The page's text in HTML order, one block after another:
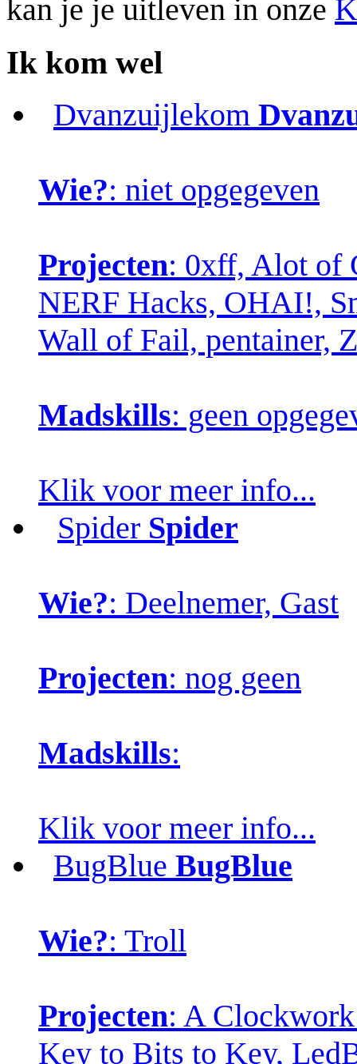
kan je je uitleven in onze
Ik kom wel
Dvanzuijlekom
Wie?: niet opgegeven
Projecten: 0xff, Alot of
NERF Hacks, OHAI!,
Wall of Fail, pentainer,
Madskills: geen
Klik voor meer info...
Spider Spider
Wie?: Deelnemer, Gast
Projecten: nog geen
Madskills:
Klik voor meer info...
BugBlue BugBlue
Wie?: Troll
Projecten: A
Key to Bits to Key,